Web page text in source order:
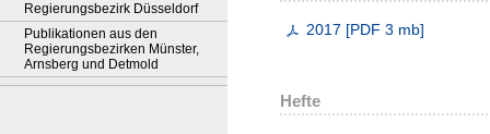
Regierungsbezirk Düsseldorf
Publikationen aus den
Regierungsbezirken Münster,
Arnsberg und Detmold
2017 [PDF 3 mb]
Hefte